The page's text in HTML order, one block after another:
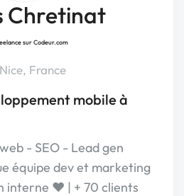
Chretinat
Nice, France
mobile à
- SEO - Lead gen
équipe dev et marketing
interne ❤️ | + 70 clients